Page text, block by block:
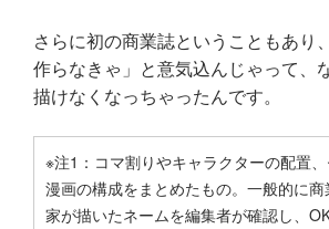
さらに初の商業誌ということもあり
作らなきゃ」と意気込んじゃって、
描けなくなっちゃったんです。
※注1：コマ割りやキャラクターの配置、
漫画の構成をまとめたもの。一般的に
家が描いたネームを編集者が確認し、